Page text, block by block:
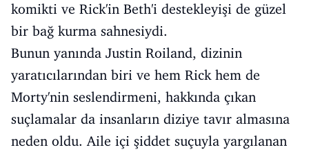
komikti ve Rick'in Beth'i destekleyişi de güzel
bir bağ kurma sahnesiydi.
Bunun yanında Justin Roiland, dizinin
yaratıcılarından biri ve hem Rick hem de
Morty'nin seslendirmeni, hakkında çıkan
suçlamalar da insanların diziye tavır almasına
neden oldu. Aile içi şiddet suçuyla yargılanan